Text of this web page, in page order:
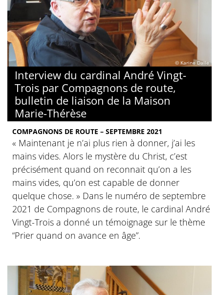
© Karine Dalle
Interview du cardinal André Vingt-
Trois par Compagnons de route,
bulletin de liaison de la Maison
Marie-Thérèse
COMPAGNONS DE ROUTE – SEPTEMBRE 2021
« Maintenant je n’ai plus rien à donner, j’ai les
mains vides. Alors le mystère du Christ, c’est
précisément quand on reconnait qu’on a les
mains vides, qu’on est capable de donner
quelque chose. » Dans le numéro de septembre
2021 de Compagnons de route, le cardinal André
Vingt-Trois a donné un témoignage sur le thème
“Prier quand on avance en âge”.